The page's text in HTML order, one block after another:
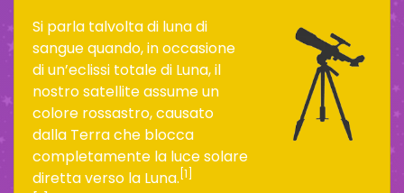
Si parla talvolta di luna di
sangue quando, in occasione
di un’eclissi totale di Luna, il
nostro satellite assume un
colore rossastro, causato
dalla Terra che blocca
completamente la luce solare
diretta verso la Luna. [1]